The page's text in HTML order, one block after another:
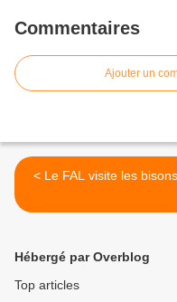
Commentaires
Ajouter un
< Le FAL visite les bisons
Hébergé par Overblog
Top articles